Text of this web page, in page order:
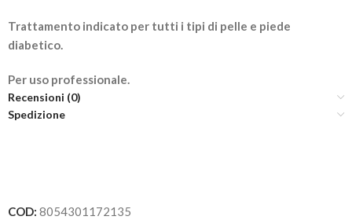
Trattamento indicato per tutti i tipi di pelle e piede
diabetico.
Per uso professionale.
Recensioni (0)
Spedizione
COD: 8054301172135